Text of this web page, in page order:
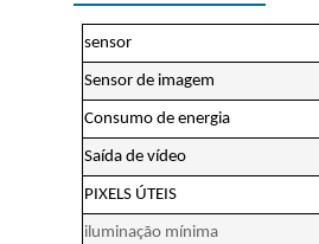
sensor
Sensor de imagem
Consumo de energia
Saída de vídeo
PIXELS ÚTEIS
iluminação mínima